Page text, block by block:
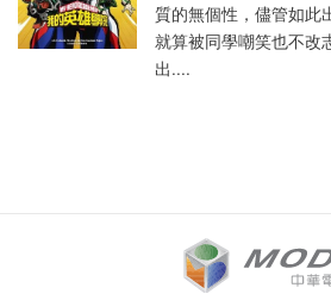
質的無個性，儘管如此
就算被同學嘲笑也不改
出....